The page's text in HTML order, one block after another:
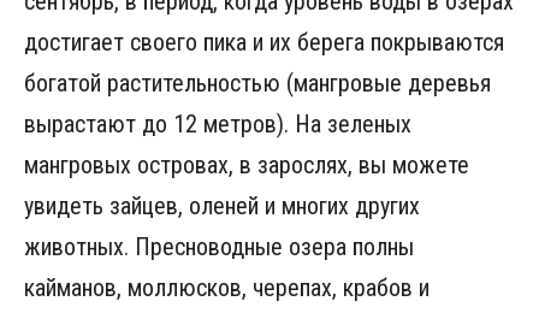
достигает своего пика и их берега покрываются
богатой растительностью (мангровые деревья
вырастают до 12 метров). На зеленых
мангровых островах, в зарослях, вы можете
увидеть зайцев, оленей и многих других
животных. Пресноводные озера полны
кайманов, моллюсков, черепах, крабов и